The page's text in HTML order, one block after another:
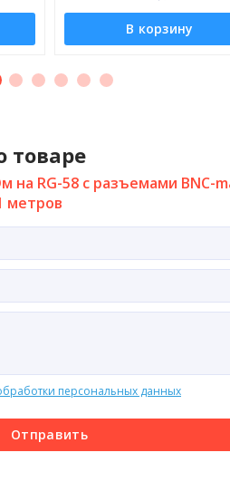
В корзину
товаре
на RG-58 с разъемами BNC-
метров
персональных данных
Отправить